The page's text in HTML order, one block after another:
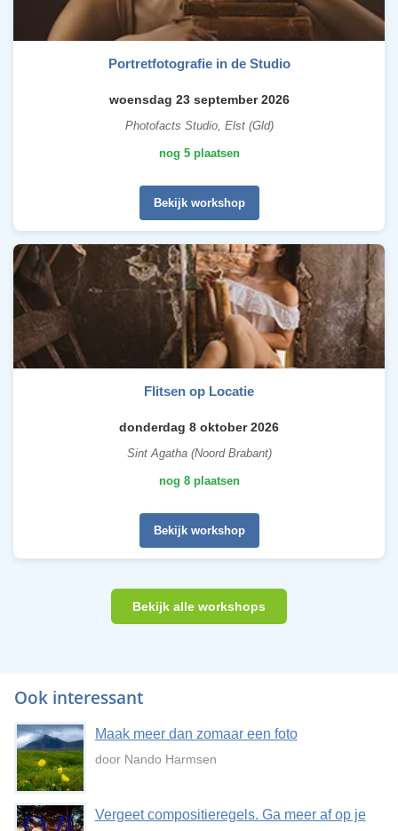
Portretfotografie in de Studio
woensdag 23 september 2026
Photofacts Studio, Elst (Gld)
nog 5 plaatsen
Bekijk workshop
Flitsen op Locatie
donderdag 8 oktober 2026
Sint Agatha (Noord Brabant)
nog 8 plaatsen
Bekijk workshop
Bekijk alle workshops
Ook interessant
Maak meer dan zomaar een foto
door Nando Harmsen
Vergeet compositieregels. Ga meer af op je